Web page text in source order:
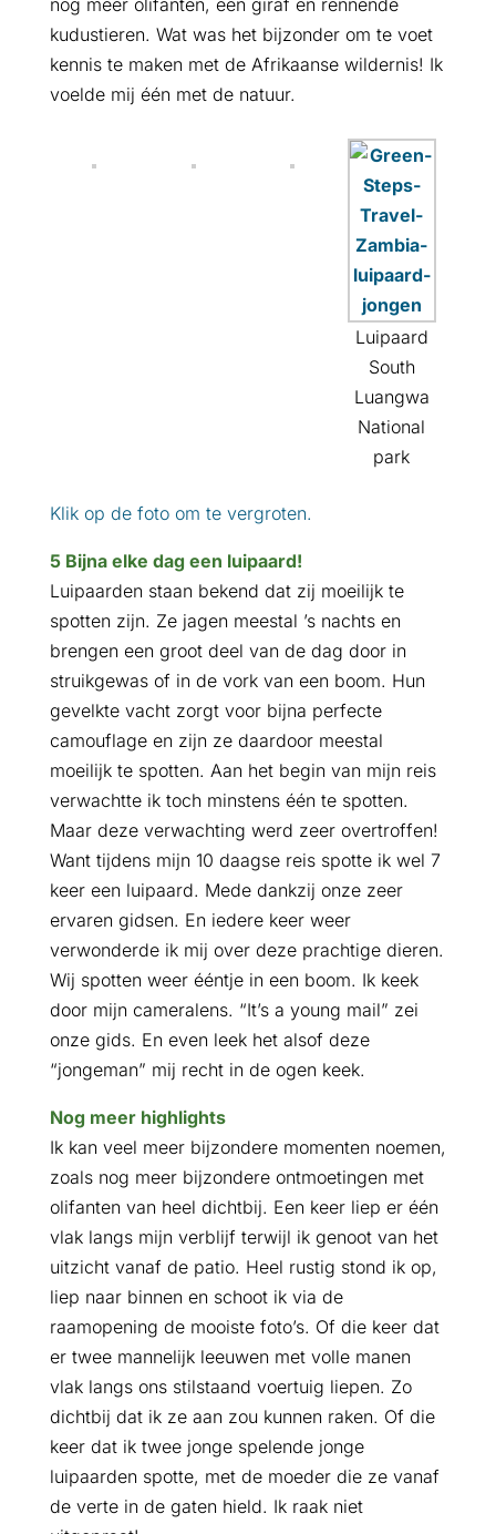
nog meer olifanten, een giraf en rennende
kudustieren. Wat was het bijzonder om te voet
kennis te maken met de Afrikaanse wildernis! Ik
voelde mij één met de natuur.
Luipaard
South
Luangwa
National
park
Klik op de foto om te vergroten.
5 Bijna elke dag een luipaard!
Luipaarden staan bekend dat zij moeilijk te
spotten zijn. Ze jagen meestal ’s nachts en
brengen een groot deel van de dag door in
struikgewas of in de vork van een boom. Hun
gevelkte vacht zorgt voor bijna perfecte
camouflage en zijn ze daardoor meestal
moeilijk te spotten. Aan het begin van mijn reis
verwachtte ik toch minstens één te spotten.
Maar deze verwachting werd zeer overtroffen!
Want tijdens mijn 10 daagse reis spotte ik wel 7
keer een luipaard. Mede dankzij onze zeer
ervaren gidsen. En iedere keer weer
verwonderde ik mij over deze prachtige dieren.
Wij spotten weer ééntje in een boom. Ik keek
door mijn cameralens. “It’s a young mail” zei
onze gids. En even leek het alsof deze
“jongeman” mij recht in de ogen keek.
Nog meer highlights
Ik kan veel meer bijzondere momenten noemen,
zoals nog meer bijzondere ontmoetingen met
olifanten van heel dichtbij. Een keer liep er één
vlak langs mijn verblijf terwijl ik genoot van het
uitzicht vanaf de patio. Heel rustig stond ik op,
liep naar binnen en schoot ik via de
raamopening de mooiste foto’s. Of die keer dat
er twee mannelijk leeuwen met volle manen
vlak langs ons stilstaand voertuig liepen. Zo
dichtbij dat ik ze aan zou kunnen raken. Of die
keer dat ik twee jonge spelende jonge
luipaarden spotte, met de moeder die ze vanaf
de verte in de gaten hield. Ik raak niet